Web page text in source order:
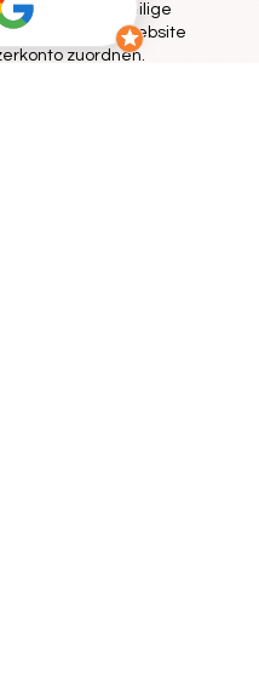
kann der jeweilige
dieser Website
zuordnen.